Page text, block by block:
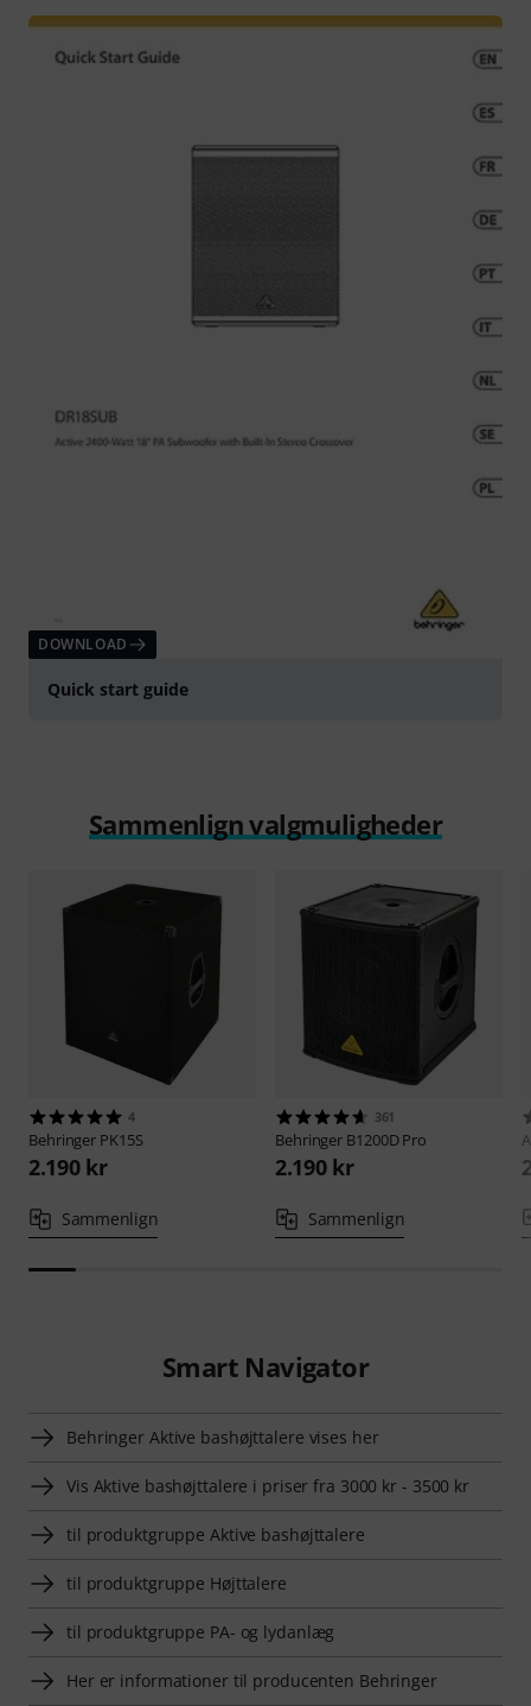
DOWNLOAD
Quick start guide
Sammenlign valgmuligheder
4
Behringer PK15S
2.190 kr
Sammenlign
361
Behringer B1200D Pro
2.190 kr
Sammenlign
Smart Navigator
Behringer Aktive bashøjttalere vises her
Vis Aktive bashøjttalere i priser fra 3000 kr - 3500 kr
til produktgruppe Aktive bashøjttalere
til produktgruppe Højttalere
til produktgruppe PA- og lydanlæg
Her er informationer til producenten Behringer